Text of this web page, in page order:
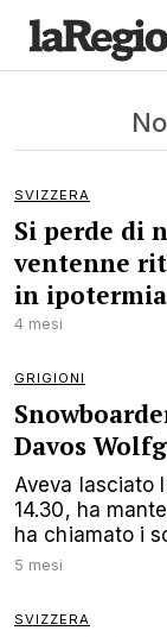
SVIZZERA
Si perde di
ventenne
in ipotermia
4 mesi
GRIGIONI
Davos
Aveva lasciato
14.30, ha
ha chiamato i
5 mesi
SVIZZERA